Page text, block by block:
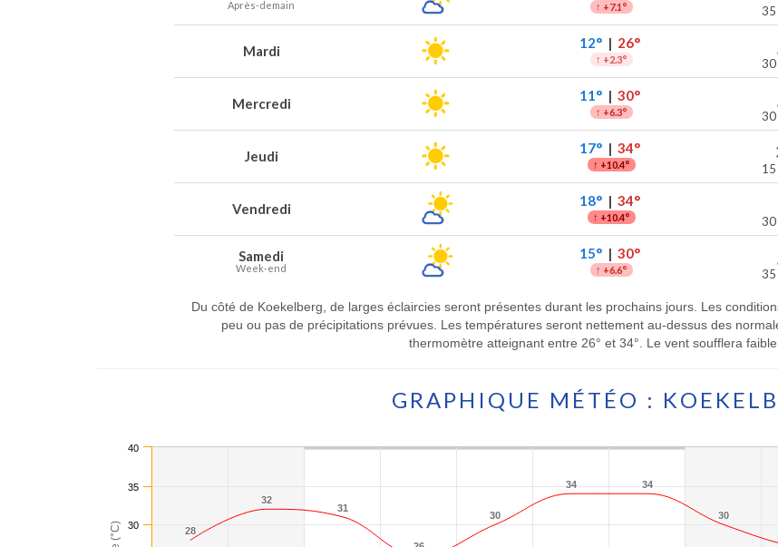
Après-demain ↑ +7.1° 35
Mardi 12°| 26°
↑ +2.3° 30
Mercredi 11°| 30°
↑ +6.3° 30
Jeudi 17°| 34°
↑ +10.4°
Vendredi 18°| 34°
↑ +10.4° 30
Samedi
Week-end
15°| 30°
↑ +6.6° 35
Du côté de Koekelberg, de larges éclaircies seront présentes durant les prochains jours. Les
peu ou pas de précipitations prévues. Les températures seront nettement au-dessus des
thermomètre atteignant entre 26° et 34°. Le vent soufflera
GRAPHIQUE MÉTÉO :
28
28
32
32
31
31
30
30
34
34 34
34
30
30
30
35
40